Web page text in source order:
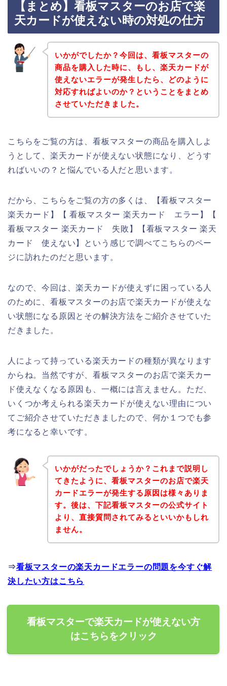
【まとめ】看板マスターのお店で楽
天カードが使えない時の対処の仕方
いかがでしたか？今回は、看板マスターの
商品を購入した時に、もし、楽天カードが
使えないエラーが発生したら、どのように
対応すればよいのか？ということをまとめ
させていただきました。
こちらをご覧の方は、看板マスターの商品を購入しよ
うとして、楽天カードが使えない状態になり、どうす
ればいいの？と悩んでいる人だと思います。
だから、こちらをご覧の方の多くは、【看板マスター
楽天カード】【 看板マスター 楽天カード エラー】【
看板マスター 楽天カード 失敗】【看板マスター 楽天
カード 使えない】という感じで調べてこちらのペー
ジに訪れたのだと思います。
なので、今回は、楽天カードが使えずに困っている人
のために、看板マスターのお店で楽天カードが使えな
い状態になる原因とその解決方法をご紹介させていた
だきました。
人によって持っている楽天カードの種類が異なります
からね。当然ですが、看板マスターのお店で楽天カー
ド使えなくなる原因も、一概には言えません。ただ、
いくつか考えられる楽天カードが使えない理由につい
てご紹介させていただきましたので、何か１つでも参
考になると幸いです。
いかがだったでしょうか？これまで説明し
てきたように、看板マスターのお店で楽天
カードエラーが発生する原因は様々ありま
す。後は、下記看板マスターの公式サイト
より、直接質問されてみるといいかもしれ
ません。
⇒看板マスターの楽天カードエラーの問題を今すぐ解
決したい方はこちら
看板マスターで楽天カードが使えない方
はこちらをクリック